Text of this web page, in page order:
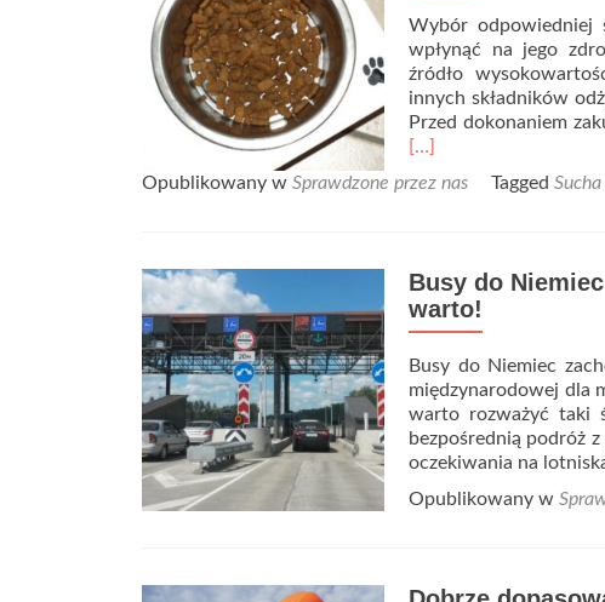
Wybór odpowiedniej
wpłynąć na jego
źródło
innych składników
Przed dokonaniem
[…]
Opublikowany w Sprawdzone przez nas Tagged
Busy do
warto!
Busy do Niemiec
międzynarodowej dla
warto rozważyć taki
bezpośrednią podróż
oczekiwania na
Opublikowany w